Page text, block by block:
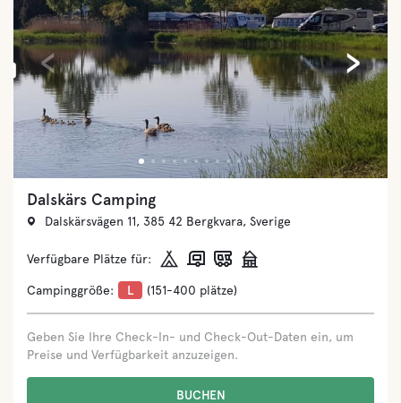
›
‹
Gröndals Camping & Stugor
Köpingevägen 41A, 387 50 Köpingsvik, Sverige
Verfügbare Plätze für:
Campinggröße: L (151-400 plätze)
Geben Sie Ihre Check-In- und Check-Out-Daten ein, um
Preise und Verfügbarkeit anzuzeigen.
BUCHEN